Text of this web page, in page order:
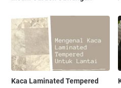
Kaca Laminated Tempered